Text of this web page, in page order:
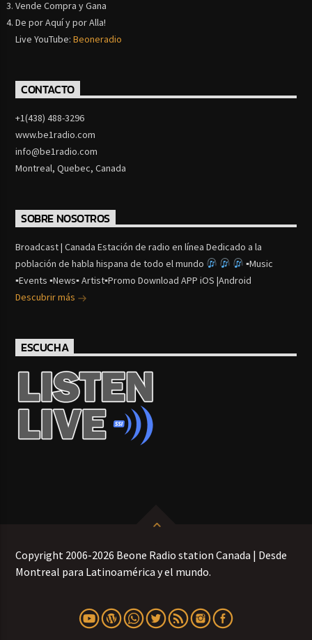
Vende Compra y Gana
De por Aquí y por Alla!
Live YouTube:Beoneradio
CONTACTO
+1(438) 488-3296
www.be1radio.com
info@be1radio.com
Montreal, Quebec, Canada
SOBRE NOSOTROS
Broadcast | Canada Estación de radio en línea Dedicado a la
población de habla hispana de todo el mundo
▪Music
▪Events ▪News▪ Artist▪Promo Download APP iOS |Android
Descubrir más
ESCUCHA
Copyright 2006-2026 Beone Radio station Canada | Desde
Montreal para Latinoamérica y el mundo.